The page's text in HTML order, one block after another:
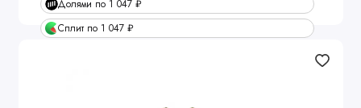
Долями по 1 047 ₽
Сплит по 1 047 ₽